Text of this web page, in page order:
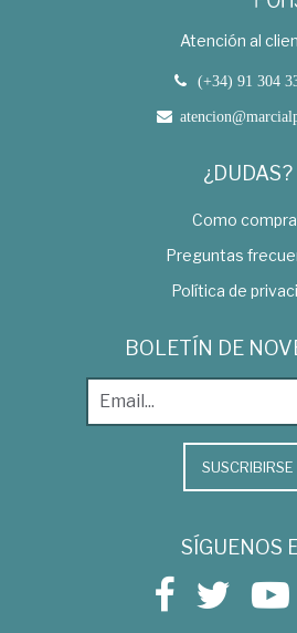
Atención al
(+34) 91 304
¿DUDAS?
Como
Preguntas
Política de
BOLETÍN DE
SUSCRIBIRSE
SÍGUENOS